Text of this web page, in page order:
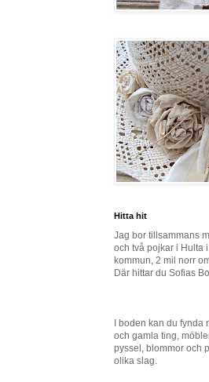
Hitta hit
Jag bor tillsammans
och två pojkar i Hulta
kommun, 2 mil norr
Där hittar du Sofias
I boden kan du fynda
och gamla ting,
pyssel, blommor och
olika slag.